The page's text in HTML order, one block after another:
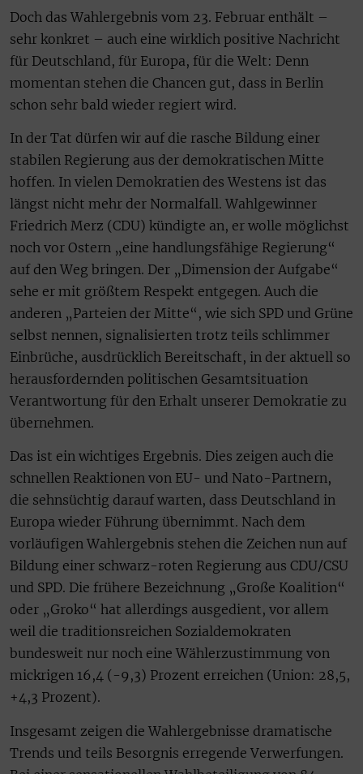
Doch das Wahlergebnis vom 23. Februar enthält –
sehr konkret – auch eine wirklich positive Nachricht
für Deutschland, für Europa, für die Welt: Denn
momentan stehen die Chancen gut, dass in Berlin
schon sehr bald wieder regiert wird.
In der Tat dürfen wir auf die rasche Bildung einer
stabilen Regierung aus der demokratischen Mitte
hoffen. In vielen Demokratien des Westens ist das
längst nicht mehr der Normalfall. Wahlgewinner
Friedrich Merz (CDU) kündigte an, er wolle möglichst
noch vor Ostern „eine handlungsfähige Regierung“
auf den Weg bringen. Der „Dimension der Aufgabe“
sehe er mit größtem Respekt entgegen. Auch die
anderen „Parteien der Mitte“, wie sich SPD und Grüne
selbst nennen, signalisierten trotz teils schlimmer
Einbrüche, ausdrücklich Bereitschaft, in der aktuell so
herausfordernden politischen Gesamtsituation
Verantwortung für den Erhalt unserer Demokratie zu
übernehmen.
Das ist ein wichtiges Ergebnis. Dies zeigen auch die
schnellen Reaktionen von EU- und Nato-Partnern,
die sehnsüchtig darauf warten, dass Deutschland in
Europa wieder Führung übernimmt. Nach dem
vorläufigen Wahlergebnis stehen die Zeichen nun auf
Bildung einer schwarz-roten Regierung aus CDU/CSU
und SPD. Die frühere Bezeichnung „Große Koalition“
oder „Groko“ hat allerdings ausgedient, vor allem
weil die traditionsreichen Sozialdemokraten
bundesweit nur noch eine Wählerzustimmung von
mickrigen 16,4 (-9,3) Prozent erreichen (Union: 28,5,
+4,3 Prozent).
Insgesamt zeigen die Wahlergebnisse dramatische
Trends und teils Besorgnis erregende Verwerfungen.